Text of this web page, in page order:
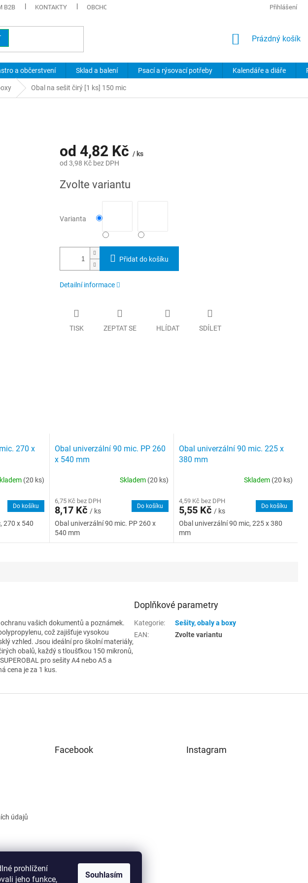
prohlížení
jeho funkce,
Souhlasím
B2B KONTAKTY OBCHODNÍ PODMÍNKY PODMÍNKY OCHRANY OSOBNÍCH ÚDAJŮ
Přihlášení
NÁKUPNÍ
Prázdný košík
a občerstvení Sklad a balení Psací a rýsovací potřeby Kalendáře a diáře
Obal na sešit čirý [1 ks] 150 mic
od 4,82 Kč / ks
od 3,98 Kčbez DPH
cena:
Zvolte variantu
Varianta
Přidat do košíku
Detailní informace
TISK ZEPTAT SE HLÍDAT SDÍLET
270 x
(20 ks)
Do košíku
270 x 540
Obal univerzální 90 mic. PP 260
x 540 mm
Skladem (20 ks)
6,75 Kč bez DPH
8,17 Kč / ks
Do košíku
Obal univerzální 90 mic. PP 260 x
540 mm
Obal univerzální 90 mic. 225 x
380 mm
Skladem (20 ks)
4,59 Kč bez DPH
5,55 Kč / ks
Do košíku
Obal univerzální 90 mic, 225 x 380
mm
vašich dokumentů a poznámek.
což zajišťuje vysokou
vzhled. Jsou ideální pro školní materiály,
obalů, každý s tloušťkou 150 mikronů,
pro sešity A4 nebo A5 a
cena je za 1 kus.
Doplňkové parametry
Kategorie:
Sešity, obaly a boxy
EAN: Zvolte variantu
údajů
Facebook Instagram